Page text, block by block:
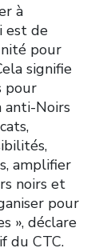
à
est de
pour
signifie
pour
anti-Noirs
amplifier
noirs et
pour
», déclare
du CTC.